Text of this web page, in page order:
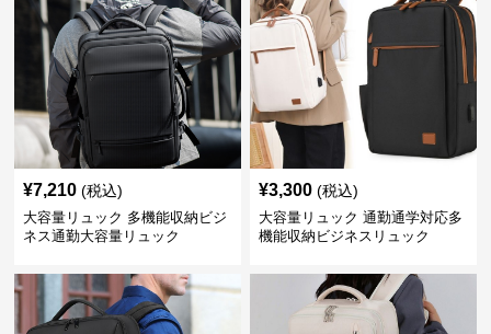
¥7,210 (税込)
大容量リュック 多機能収納ビジ
ネス通勤大容量リュック
¥3,300 (税込)
大容量リュック 通勤通学対応多
機能収納ビジネスリュック